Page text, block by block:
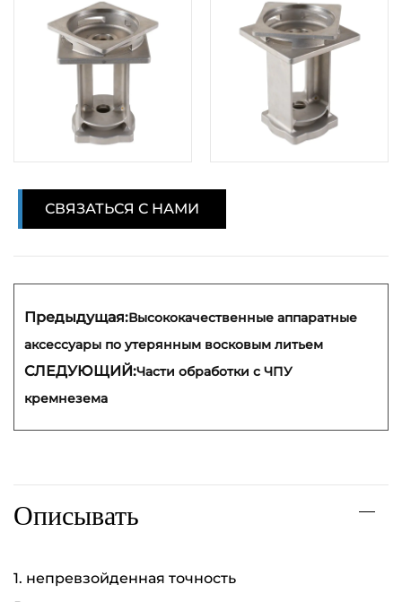
СВЯЗАТЬСЯ С НАМИ
Предыдущая:Высококачественные аппаратные
аксессуары по утерянным восковым литьем
СЛЕДУЮЩИЙ:Части обработки с ЧПУ
кремнезема
Описывать
1. непревзойденная точность